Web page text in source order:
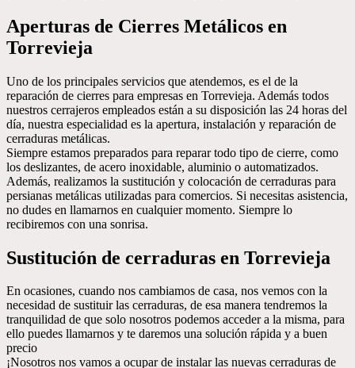
Aperturas de Cierres Metálicos en
Torrevieja
Uno de los principales servicios que atendemos, es el de la
reparación de cierres para empresas en Torrevieja. Además todos
nuestros cerrajeros empleados están a su disposición las 24 horas del
día, nuestra especialidad es la apertura, instalación y reparación de
cerraduras metálicas.
Siempre estamos preparados para reparar todo tipo de cierre, como
los deslizantes, de acero inoxidable, aluminio o automatizados.
Además, realizamos la sustitución y colocación de cerraduras para
persianas metálicas utilizadas para comercios. Si necesitas asistencia,
no dudes en llamarnos en cualquier momento. Siempre lo
recibiremos con una sonrisa.
Sustitución de cerraduras en Torrevieja
En ocasiones, cuando nos cambiamos de casa, nos vemos con la
necesidad de sustituir las cerraduras, de esa manera tendremos la
tranquilidad de que solo nosotros podemos acceder a la misma, para
ello puedes llamarnos y te daremos una solución rápida y a buen
precio
¡Nosotros nos vamos a ocupar de instalar las nuevas cerraduras de